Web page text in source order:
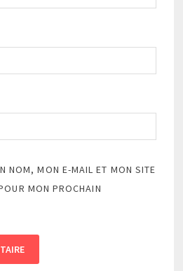
NOM, MON E-MAIL ET MON SITE
MON PROCHAIN